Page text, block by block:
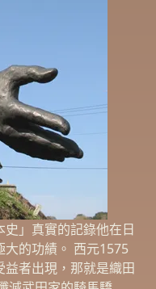
」真實的記錄他在日
的功績。 西元1575
者出現，那就是織田